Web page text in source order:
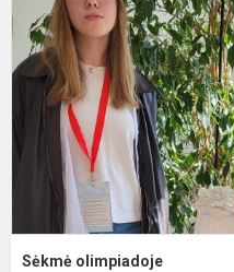
Sėkmė olimpiadoje